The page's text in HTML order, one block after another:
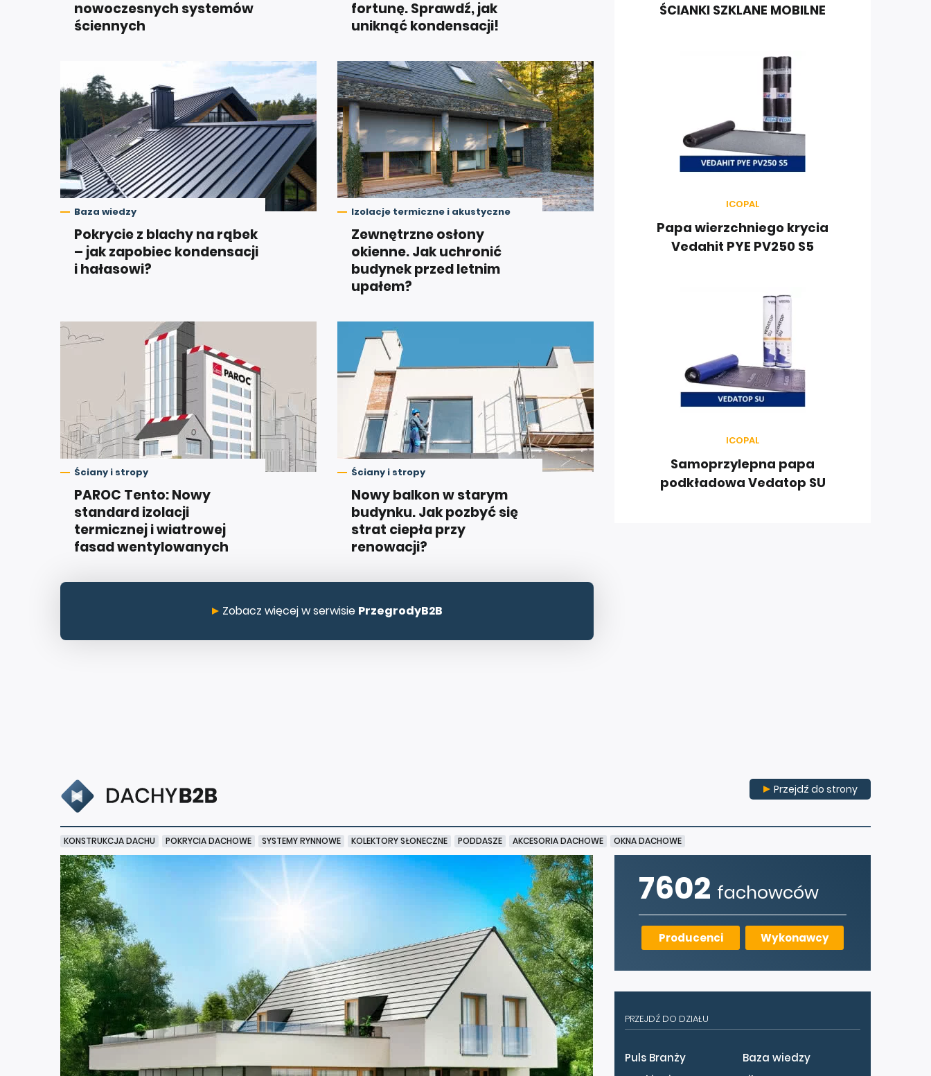
nowoczesnych systemów
ściennych
fortunę. Sprawdź, jak
uniknąć kondensacji!
Baza wiedzy
Pokrycie z blachy na rąbek
– jak zapobiec kondensacji
i hałasowi?
Izolacje termiczne i akustyczne
Zewnętrzne osłony
okienne. Jak uchronić
budynek przed letnim
upałem?
Ściany i stropy
PAROC Tento: Nowy
standard izolacji
termicznej i wiatrowej
fasad wentylowanych
Ściany i stropy
Nowy balkon w starym
budynku. Jak pozbyć się
strat ciepła przy
renowacji?
Zobacz więcej w serwisie PrzegrodyB2B
ŚCIANKI SZKLANE MOBILNE
ICOPAL
Papa wierzchniego krycia
Vedahit PYE PV250 S5
ICOPAL
Samoprzylepna papa
podkładowa Vedatop SU
Przejdź do strony
KONSTRUKCJA DACHU POKRYCIA DACHOWE SYSTEMY RYNNOWE KOLEKTORY SŁONECZNE PODDASZE AKCESORIA DACHOWE OKNA DACHOWE
7602 fachowców
Producenci Wykonawcy
PRZEJDŹ DO DZIAŁU
Puls Branży
Baza wiedzy